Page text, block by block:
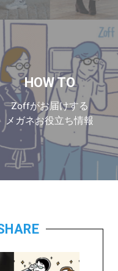
HOW TO
Zoffがお届けする
メガネお役立ち情報